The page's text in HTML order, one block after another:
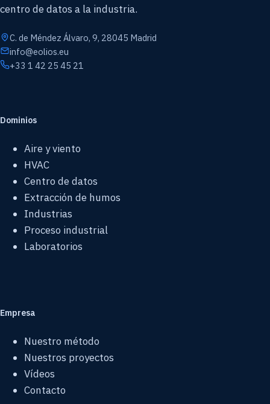
centro de datos a la industria.
C. de Méndez Álvaro, 9, 28045 Madrid
info@eolios.eu
+33 1 42 25 45 21
Dominios
Aire y viento
HVAC
Centro de datos
Extracción de humos
Industrias
Proceso industrial
Laboratorios
Empresa
Nuestro método
Nuestros proyectos
Vídeos
Contacto